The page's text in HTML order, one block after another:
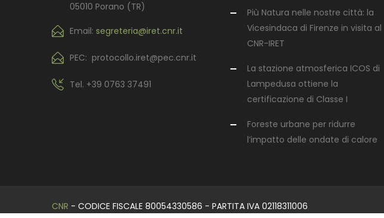
05010 Porano (TR)
Email: segreteria@iret.cnr.it
PEC: protocollo.iret@pec.cnr.it
Tel. +39 0763 37491
Più Natura nelle nostre città: la
Vicesindaca di Firenze in visita al
CNR-IRET
La stazione atmosferica ICOS di
Lampedusa ottiene la
certificazione di Classe I
Foreste urbane per ridurre
l’impatto delle ondate di calore
CNR - CODICE FISCALE 80054330586 - PARTITA IVA 02118311006